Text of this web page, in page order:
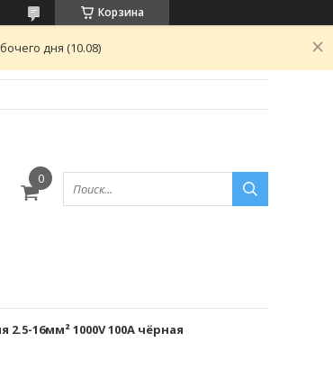
Корзина
дня (10.08)
2.5-16мм² 1000V 100А чёрная